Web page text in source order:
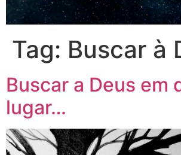
Tag: Buscar à
Buscar a Deus em
lugar…